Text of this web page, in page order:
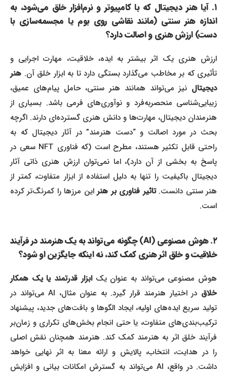
۱. آیا هنر دیجیتال که با کامپیوتر و نرم‌افزار خلق می‌شود، به
اندازه هنر سنتی (مانند نقاشی روی بوم یا مجسمه‌سازی با
دست) ارزش هنری و اصالت دارد؟
ارزش هنری یک اثر بیشتر به ایده، خلاقیت، مهارت اجرایی و
تأثیری که بر مخاطب می‌گذارد بستگی دارد تا به ابزار خلق آن.هنر
دیجیتالنیز می‌تواند همانند هنر سنتی، حامل پیام‌های عمیق،
زیبایی‌شناسی منحصربه‌فرد و نوآوری‌های فرمی باشد. بسیاری از
هنرمندان دیجیتال، مهارت‌ها و دانش هنری گسترده‌ای دارند. اگرچه
بحث در مورد اصالت و “دست هنرمند” در آثار دیجیتال که به
راحتی قابل تکثیر هستند، مطرح است (که فناوری NFT سعی در
پاسخ به بخشی از آن دارد)، اما نمی‌توان ارزش هنری ذاتی آثار
دیجیتال باکیفیت را تنها به دلیل استفاده از ابزار متفاوت، کمتر از
هنر سنتی دانست.تاثیر فناوری بر هنراین مرزها را کمرنگ‌تر کرده
است.
۲. هوش مصنوعی (AI) چگونه می‌تواند به یک هنرمند در فرآیند
خلاقیت و خلق اثر هنری کمک کند، نه اینکه جایگزین او شود؟
هوش مصنوعی می‌تواند به عنوان یکابزار قدرتمند یا یک همکار
خلاق
در اختیار هنرمند قرار گیرد. به عنوان مثال، AI می‌تواند در
تولید سریع ایده‌های اولیه، ایجاد الگوها و بافت‌های جدید، پیشنهاد
ترکیب‌بندی‌های متفاوت، یا حتی انجام بخش‌های تکراری و زمان‌بر
فرآیند خلق اثر به هنرمند کمک کند. هنرمند همچنان نقش اصلی
را در هدایت، انتخاب، پالایش و ارائه معنا به اثر نهایی خواهد
داشت. در واقع، AI می‌تواند به گسترش امکانات بیانی و افزایش